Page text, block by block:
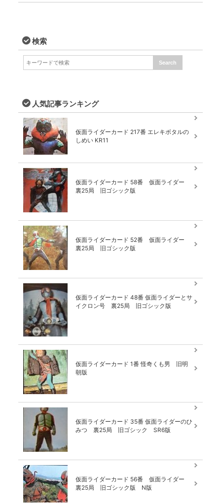
検索
人気記事ランキング
仮面ライダーカード 217番 エレキボタルの
しめい KR11
仮面ライダーカード 58番 仮面ライダー
裏25局 旧ゴシック版
仮面ライダーカード 52番 仮面ライダー
裏25局 旧ゴシック版
仮面ライダーカード 48番 仮面ライダーとサ
イクロン号 裏25局 旧ゴシック版
仮面ライダーカード 1番 怪奇くも男 旧明
朝版
仮面ライダーカード 35番 仮面ライダーのひ
みつ 裏25局 旧ゴシック SR6版
仮面ライダーカード 56番 仮面ライダー
裏25局 旧ゴシック版 N版